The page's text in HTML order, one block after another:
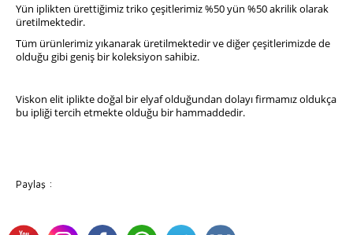
Yün iplikten ürettiğimiz triko çeşitlerimiz %50 yün %50 akrilik olarak
üretilmektedir.
Tüm ürünlerimiz yıkanarak üretilmektedir ve diğer çeşitlerimizde de
olduğu gibi geniş bir koleksiyon sahibiz.
Viskon elit iplikte doğal bir elyaf olduğundan dolayı firmamız oldukça
bu ipliği tercih etmekte olduğu bir hammaddedir.
Paylaş :